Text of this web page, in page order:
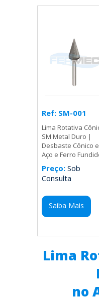
Ref: SM-001
Lima Rotativa
SM Metal Duro |
Desbaste Cônico
Aço e Ferro
Preço: Sob
Consulta
Saiba Mais
Lima
no